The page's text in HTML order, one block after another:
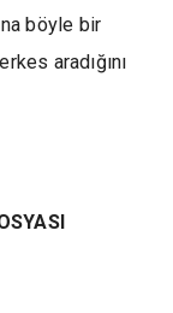
böyle bir
aradığını